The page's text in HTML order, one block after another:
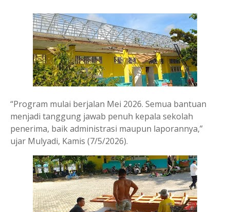
“Program mulai berjalan Mei 2026. Semua bantuan
menjadi tanggung jawab penuh kepala sekolah
penerima, baik administrasi maupun laporannya,”
ujar Mulyadi, Kamis (7/5/2026).